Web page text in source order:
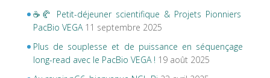
☕🥐 Petit-déjeuner scientifique & Projets Pionniers
PacBio VEGA 11 septembre 2025
Plus de souplesse et de puissance en séquençage
long-read avec le PacBio VEGA ! 19 août 2025